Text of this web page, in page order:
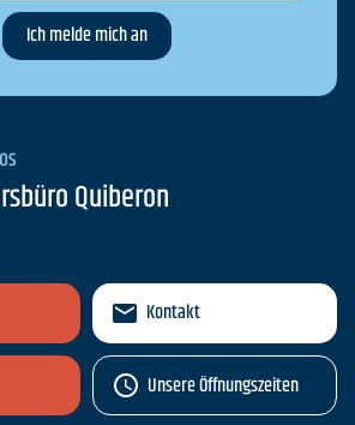
Quiberon
Kontakt
Unsere Öffnungszeiten